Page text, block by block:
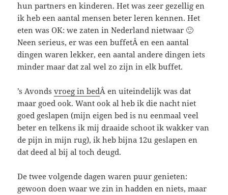
hun partners en kinderen. Het was zeer gezellig en
ik heb een aantal mensen beter leren kennen. Het
eten was OK: we zaten in Nederland nietwaar 🙂
Neen serieus, er was een buffetÂ en een aantal
dingen waren lekker, een aantal andere dingen iets
minder maar dat zal wel zo zijn in elk buffet.
’s Avondsvroeg in bedÂ en uiteindelijk was dat
maar goed ook. Want ook al heb ik die nacht niet
goed geslapen (mijn eigen bed is nu eenmaal veel
beter en telkens ik mij draaide schoot ik wakker van
de pijn in mijn rug), ik heb bijna 12u geslapen en
dat deed al bij al toch deugd.
De twee volgende dagen waren puur genieten:
gewoon doen waar we zin in hadden en niets, maar